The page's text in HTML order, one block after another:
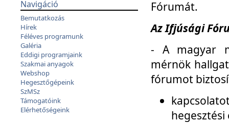
Navigáció
Bemutatkozás
Hírek
Féléves programunk
Galéria
Eddigi programjaink
Szakmai anyagok
Webshop
Hegesztőgépeink
SzMSz
Támogatóink
Elérhetőségeink
Fórumát.
Az Ifjúsági
- A magyar
mérnök
fórumot